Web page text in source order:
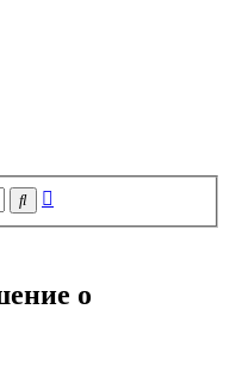
Поиск
о